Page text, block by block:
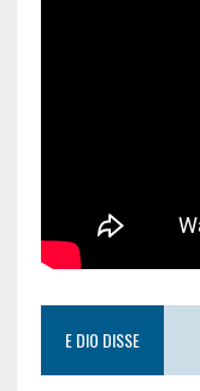
E DIO DISSE